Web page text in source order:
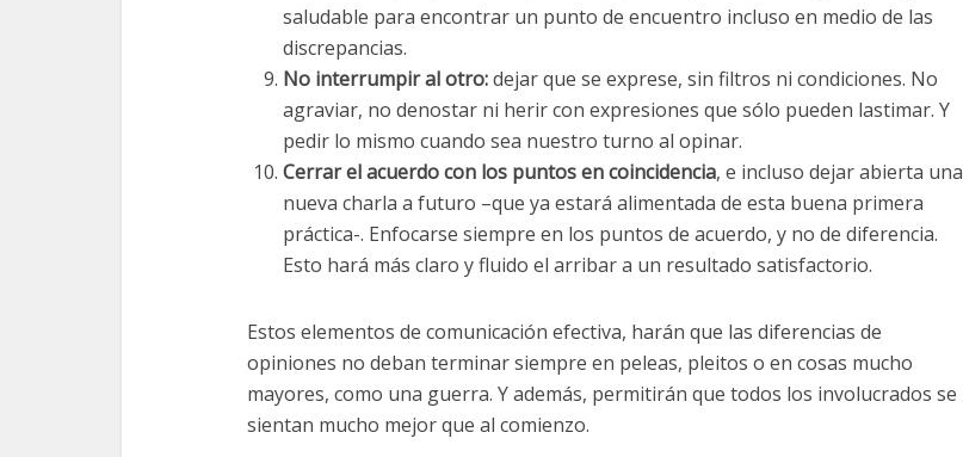
saludable para encontrar un punto de encuentro incluso en medio de las
discrepancias.
No interrumpir al otro:dejar que se exprese, sin filtros ni condiciones. No
agraviar, no denostar ni herir con expresiones que sólo pueden lastimar. Y
pedir lo mismo cuando sea nuestro turno al opinar.
Cerrar el acuerdo con los puntos en coincidencia, e incluso dejar abierta una
nueva charla a futuro –que ya estará alimentada de esta buena primera
práctica-. Enfocarse siempre en los puntos de acuerdo, y no de diferencia.
Esto hará más claro y fluido el arribar a un resultado satisfactorio.
Estos elementos de comunicación efectiva, harán que las diferencias de
opiniones no deban terminar siempre en peleas, pleitos o en cosas mucho
mayores, como una guerra. Y además, permitirán que todos los involucrados se
sientan mucho mejor que al comienzo.